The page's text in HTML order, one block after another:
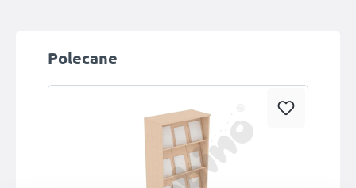
Pomiń galerię produktów
Polecane